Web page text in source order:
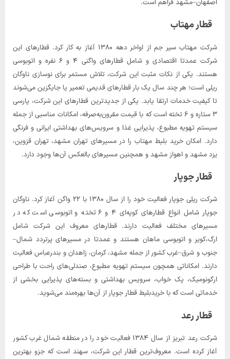
اصفهان–مشهد فراهم است.
قطار مهتاب
شرکت مهتاب سیر جم از اواخر دهه ۱۳۸۰ آغاز به کار کرد. قطارهای این
شرکت عمدتا اقتصادی و شامل قطارهای واگنی ۴ و ۶ نفره و اتوبوسی
هستند. یکی از نکات مثبت این شرکت، تلاش مستمر برای نوسازی ناوگان
ریلی است؛ هر چند سال یک بار قطارهای قدیمی تعمیر یا جایگزین می‌شوند
تا کیفیت خدمات ارتقا یابد. یکی از جدیدترین قطارهای این شرکت، پارسی
۳ ستاره و ۶ تخته است که با قیمت مقرون‌به‌صرفه، امکانات مناسبی از جمله
سیستم تهویه مطبوع، پذیرایی غذا و سرویس‌های بهداشتی ایرانی و فرنگی
دارد. امکان خرید بلیط مهتاب را در مسیرهای تهران مشهد، تهران قزوین،
یزد مشهد و اهواز مشهد و همچنین مسیرهای بالعکس آن‌ها وجود دارد.
قطار جوپار
شرکت ریلی جوپار فعالیت خود را از سال ۱۳۸۰ با ۲۲ واگن آغاز کرد. ناوگان
جوپار شامل انواع قطارهای کوپه‌ای ۴ و ۶ تخته و اتوبوسی است که در
مسیرهای مختلف فعالیت دارند. قطارهای معروف این شرکت شامل
ارگ،کویر و اتوبوسی ماهان هستند و عمدتا در مسیرهای پرتردد شمال–
جنوب و شرق–غرب کشور از جمله مشهد، کرمان، زاهدان و بندرعباس فعالیت
دارند. امکاناتی همچون سیستم تهویه مطبوع، صندلی‌های راحت با طراحی
ارگونومیک، پک خواب، سرویس بهداشتی و بسته‌های پذیرایی بخشی از
خدماتی است که با خریدبلیط قطار جوپار از آن‌ها بهره‌مند می‌شوید.
قطار رعد
شرکت رعد تبریز از سال ۱۳۸۴ فعالیت خود را در منطقه شمال غرب کشور
آغاز کرده است. معروف‌ترین قطار این شرکت، سهند است که جزو بهترین